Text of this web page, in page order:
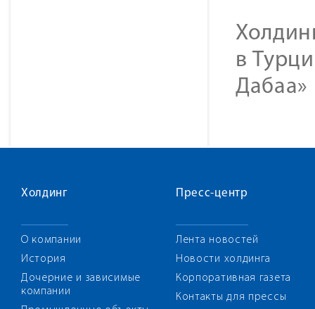
в
Дабаа»
Холдинг
О компании
История
Дочерние и зависимые
компании
Пресс-центр
Лента новостей
Новости холдинга
Корпоративная газета
Контакты для прессы